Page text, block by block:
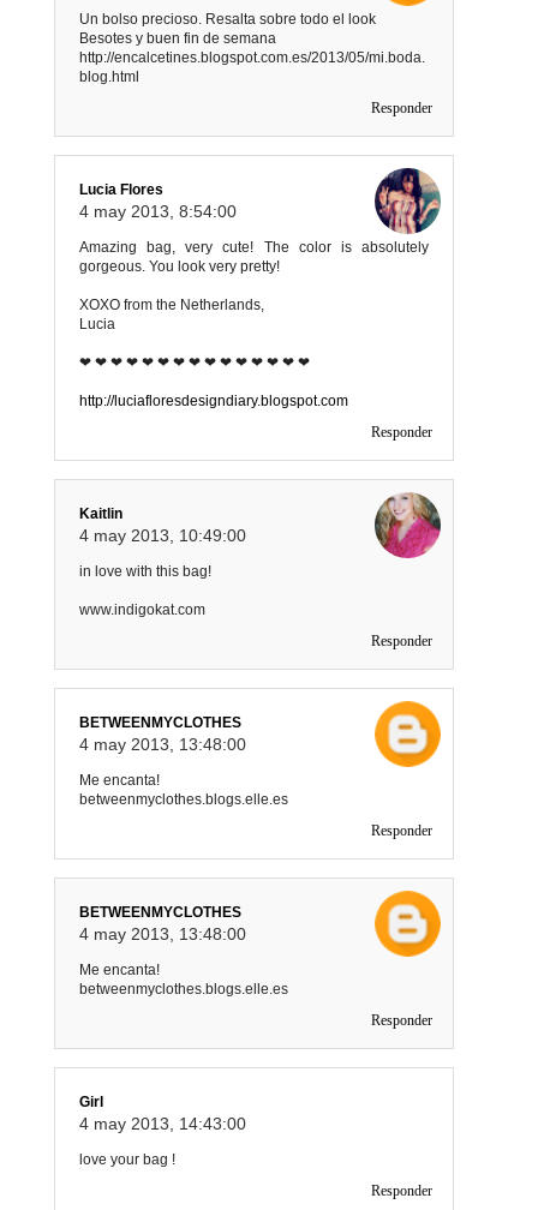
Un bolso precioso. Resalta sobre todo el look
Besotes y buen fin de semana
http://encalcetines.blogspot.com.es/2013/05/mi.boda.
blog.html
Responder
Lucia Flores
4 may 2013, 8:54:00
Amazing bag, very cute! The color is absolutely
gorgeous. You look very pretty!
XOXO from the Netherlands,
Lucia
❤ ❤ ❤ ❤ ❤ ❤ ❤ ❤ ❤ ❤ ❤ ❤ ❤ ❤ ❤
http://luciafloresdesigndiary.blogspot.com
Responder
Kaitlin
4 may 2013, 10:49:00
in love with this bag!
www.indigokat.com
Responder
BETWEENMYCLOTHES
4 may 2013, 13:48:00
Me encanta!
betweenmyclothes.blogs.elle.es
Responder
BETWEENMYCLOTHES
4 may 2013, 13:48:00
Me encanta!
betweenmyclothes.blogs.elle.es
Responder
Girl
4 may 2013, 14:43:00
love your bag !
Responder